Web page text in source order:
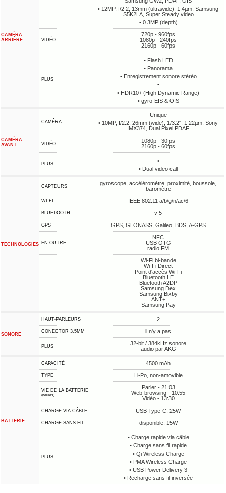
CAMÉRA
ARRIÈRE
• 12MP, f/2.2, 13mm (ultrawide), 1.4µm, Samsung
S5K2LA, Super Steady video
• 0.3MP (depth)
VIDÉO
720p - 960fps
1080p - 240fps
2160p - 60fps
PLUS
• Flash LED
• Panorama
• Enregistrement sonore stéréo
•
• HDR10+ (High Dynamic Range)
• gyro-EIS & OIS
CAMÉRA
AVANT
CAMÉRA
Unique
• 10MP, f/2.2, 26mm (wide), 1/3.2", 1.22µm, Sony
IMX374, Dual Pixel PDAF
VIDÉO
1080p - 30fps
2160p - 60fps
PLUS
•
• Dual video call
TECHNOLOGIES
CAPTEURS
gyroscope, accéléromètre, proximité, boussole,
baromètre
WI-FI IEEE 802.11 a/b/g/n/ac/6
BLUETOOTH v 5
GPS GPS, GLONASS, Galileo, BDS, A-GPS
EN OUTRE
NFC
USB OTG
radio FM
Wi-Fi bi-bande
Wi-Fi Direct
Point d'accès Wi-Fi
Bluetooth LE
Bluetooth A2DP
Samsung Dex
Samsung Bixby
ANT+
Samsung Pay
SONORE
HAUT-PARLEURS 2
CONECTOR 3,5MM il n'y a pas
PLUS
32-bit / 384kHz sonore
audio par AKG
BATTERIE
CAPACITÉ 4500 mAh
TYPE Li-Po, non-amovible
VIE DE LA BATTERIE
(heures)
Parler - 21:03
Web-browsing - 10:55
Vidéo - 13:30
CHARGE VIA CÂBLE USB Type-C, 25W
CHARGE SANS FIL disponible, 15W
PLUS
• Charge rapide via câble
• Charge sans fil rapide
• Qi Wireless Charge
• PMA Wireless Charge
• USB Power Delivery 3
• Recharge sans fil inversée